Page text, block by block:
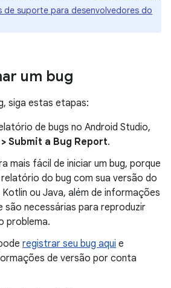
de suporte para desenvolvedores do
um bug
siga estas etapas:
de bugs no Android Studio,
Submit a Bug Report.
mais fácil de iniciar um bug, porque
do bug com sua versão do
ou Java, além de informações
são necessárias para reproduzir
problema.
registrar seu bug aqui e
de versão por conta